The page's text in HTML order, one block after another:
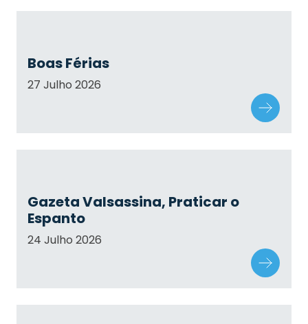
Boas Férias
27 Julho 2026
Gazeta Valsassina, Praticar o
Espanto
24 Julho 2026